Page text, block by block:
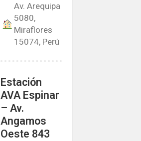
Av. Arequipa
5080,
Miraflores
15074, Perú
Estación
AVA Espinar
– Av.
Angamos
Oeste 843